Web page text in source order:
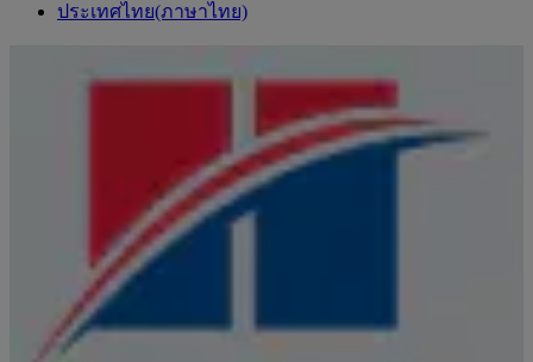
ประเทศไทย(ภาษาไทย)